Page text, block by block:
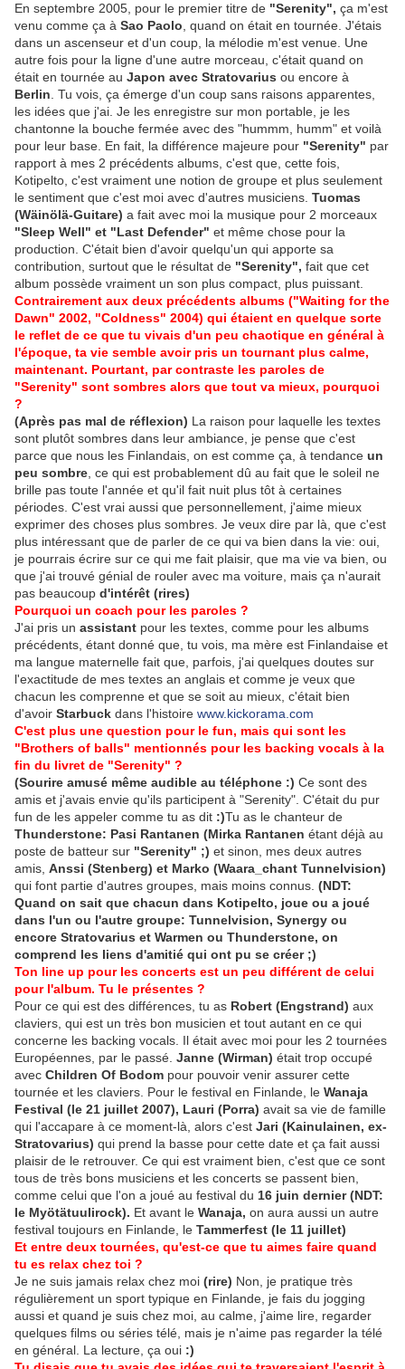
En septembre 2005, pour le premier titre de "Serenity", ça m'est
venu comme ça à Sao Paolo , quand on était en tournée. J'étais
dans un ascenseur et d'un coup, la mélodie m'est venue. Une
autre fois pour la ligne d'une autre morceau, c'était quand on
était en tournée au Japon avec Stratovarius ou encore à
Berlin . Tu vois, ça émerge d'un coup sans raisons apparentes,
les idées que j'ai. Je les enregistre sur mon portable, je les
chantonne la bouche fermée avec des "hummm, humm" et voilà
pour leur base. En fait, la différence majeure pour "Serenity" par
rapport à mes 2 précédents albums, c'est que, cette fois,
Kotipelto, c'est vraiment une notion de groupe et plus seulement
le sentiment que c'est moi avec d'autres musiciens. Tuomas
(Wäinölä-Guitare) a fait avec moi la musique pour 2 morceaux
"Sleep Well" et "Last Defender" et même chose pour la
production. C'était bien d'avoir quelqu'un qui apporte sa
contribution, surtout que le résultat de "Serenity", fait que cet
album possède vraiment un son plus compact, plus puissant.
Contrairement aux deux précédents albums ("Waiting for the
Dawn" 2002, "Coldness" 2004) qui étaient en quelque sorte
le reflet de ce que tu vivais d'un peu chaotique en général à
l'époque, ta vie semble avoir pris un tournant plus calme,
maintenant. Pourtant, par contraste les paroles de
"Serenity" sont sombres alors que tout va mieux, pourquoi
?
(Après pas mal de réflexion) La raison pour laquelle les textes
sont plutôt sombres dans leur ambiance, je pense que c'est
parce que nous les Finlandais, on est comme ça, à tendance un
peu sombre , ce qui est probablement dû au fait que le soleil ne
brille pas toute l'année et qu'il fait nuit plus tôt à certaines
périodes. C'est vrai aussi que personnellement, j'aime mieux
exprimer des choses plus sombres. Je veux dire par là, que c'est
plus intéressant que de parler de ce qui va bien dans la vie: oui,
je pourrais écrire sur ce qui me fait plaisir, que ma vie va bien, ou
que j'ai trouvé génial de rouler avec ma voiture, mais ça n'aurait
pas beaucoup d'intérêt (rires)
Pourquoi un coach pour les paroles ?
J'ai pris un assistant pour les textes, comme pour les albums
précédents, étant donné que, tu vois, ma mère est Finlandaise et
ma langue maternelle fait que, parfois, j'ai quelques doutes sur
l'exactitude de mes textes an anglais et comme je veux que
chacun les comprenne et que se soit au mieux, c'était bien
d'avoir Starbuck dans l'histoire www.kickorama.com
C'est plus une question pour le fun, mais qui sont les
"Brothers of balls" mentionnés pour les backing vocals à la
fin du livret de "Serenity" ?
(Sourire amusé même audible au téléphone :) Ce sont des
amis et j'avais envie qu'ils participent à "Serenity". C'était du pur
fun de les appeler comme tu as dit :)Tu as le chanteur de
Thunderstone: Pasi Rantanen (Mirka Rantanen étant déjà au
poste de batteur sur "Serenity" ;) et sinon, mes deux autres
amis, Anssi (Stenberg) et Marko (Waara_chant Tunnelvision)
qui font partie d'autres groupes, mais moins connus. (NDT:
Quand on sait que chacun dans Kotipelto, joue ou a joué
dans l'un ou l'autre groupe: Tunnelvision, Synergy ou
encore Stratovarius et Warmen ou Thunderstone, on
comprend les liens d'amitié qui ont pu se créer ;)
Ton line up pour les concerts est un peu différent de celui
pour l'album. Tu le présentes ?
Pour ce qui est des différences, tu as Robert (Engstrand) aux
claviers, qui est un très bon musicien et tout autant en ce qui
concerne les backing vocals. Il était avec moi pour les 2 tournées
Européennes, par le passé. Janne (Wirman) était trop occupé
avec Children Of Bodom pour pouvoir venir assurer cette
tournée et les claviers. Pour le festival en Finlande, le Wanaja
Festival (le 21 juillet 2007), Lauri (Porra) avait sa vie de famille
qui l'accapare à ce moment-là, alors c'est Jari (Kainulainen, ex-
Stratovarius) qui prend la basse pour cette date et ça fait aussi
plaisir de le retrouver. Ce qui est vraiment bien, c'est que ce sont
tous de très bons musiciens et les concerts se passent bien,
comme celui que l'on a joué au festival du 16 juin dernier (NDT:
le Myötätuulirock). Et avant le Wanaja, on aura aussi un autre
festival toujours en Finlande, le Tammerfest (le 11 juillet)
Et entre deux tournées, qu'est-ce que tu aimes faire quand
tu es relax chez toi ?
Je ne suis jamais relax chez moi (rire) Non, je pratique très
régulièrement un sport typique en Finlande, je fais du jogging
aussi et quand je suis chez moi, au calme, j'aime lire, regarder
quelques films ou séries télé, mais je n'aime pas regarder la télé
en général. La lecture, ça oui :)